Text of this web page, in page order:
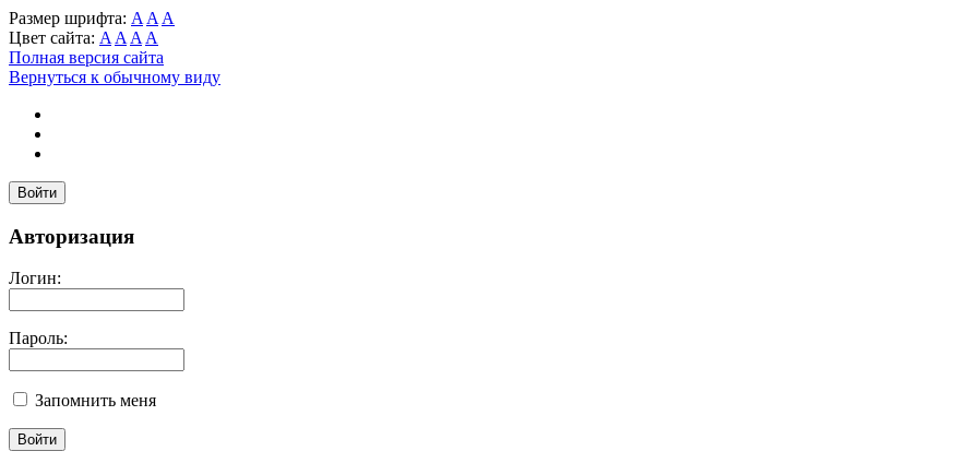
Размер шрифта: A A A
Цвет сайта: A A A A
Полная версия сайта
Вернуться к обычному виду
Войти
Авторизация
Логин:
Пароль:
Запомнить меня